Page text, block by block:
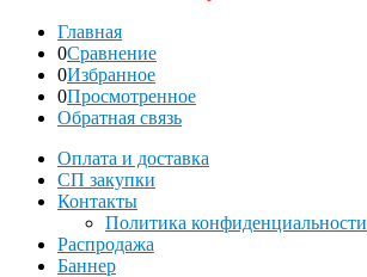
Главная
0Сравнение
0Избранное
0Просмотренное
Обратная связь
Оплата и доставка
СП закупки
Контакты
Политика конфиденциальности
Распродажа
Баннер